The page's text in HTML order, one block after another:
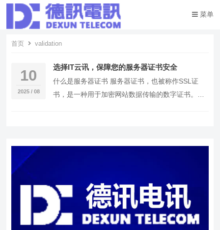
菜单
首页 validation
10
2025 / 08
选择IT云讯，保障您的服务器证书安全
什么是服务器证书 服务器证书，也被称作SSL证
书，是一种用于加密网站数据传输的数字证书。它